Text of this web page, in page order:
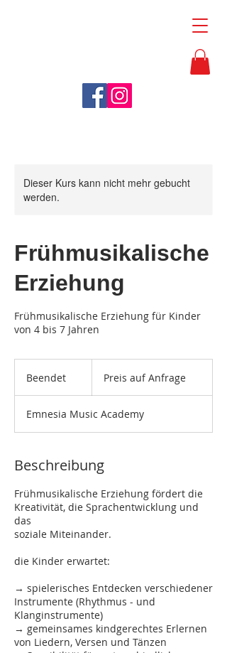
Dieser Kurs kann nicht mehr gebucht
werden.
Frühmusikalische
Erziehung
Frühmusikalische Erziehung für Kinder
von 4 bis 7 Jahren
Beendet
n
d
t
Anfrage
Preis auf Anfrage
Emnesia Music Academy
Beschreibung
Frühmusikalische Erziehung fördert die
Kreativität, die Sprachentwicklung und
das
soziale Miteinander.
die Kinder erwartet:
→ spielerisches Entdecken verschiedener
Instrumente (Rhythmus - und
Klanginstrumente)
→ gemeinsames kindgerechtes Erlernen
von Liedern, Versen und Tänzen